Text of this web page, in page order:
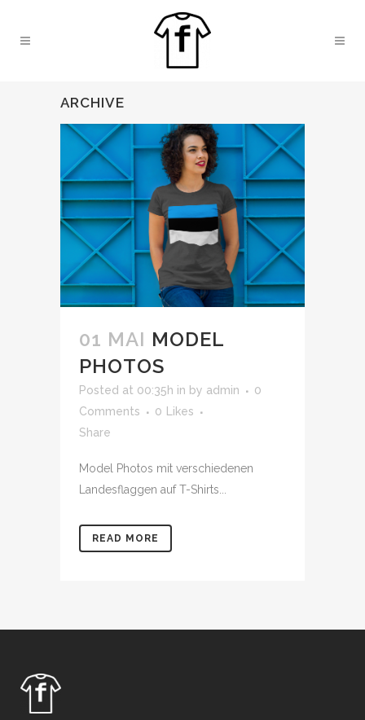
ARCHIVE
01 MAI MODEL
PHOTOS
Posted at 00:35h in by admin
0
Comments
0
Likes
Share
Model Photos mit verschiedenen
Landesflaggen auf T-Shirts...
READ MORE